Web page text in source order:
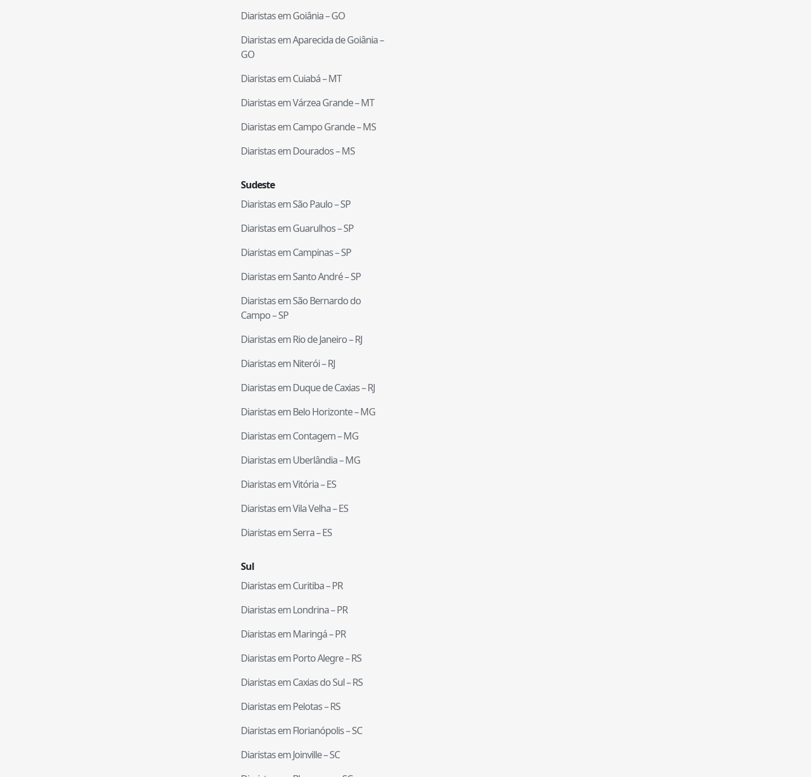
Diaristas emGoiânia–GO
Diaristas emAparecida de Goiânia–
GO
Diaristas emCuiabá–MT
Diaristas emVárzea Grande–MT
Diaristas emCampo Grande–MS
Diaristas emDourados–MS
Sudeste
Diaristas emSão Paulo–SP
Diaristas emGuarulhos–SP
Diaristas emCampinas–SP
Diaristas emSanto André–SP
Diaristas emSão Bernardo do
Campo–SP
Diaristas emRio de Janeiro–RJ
Diaristas emNiterói–RJ
Diaristas emDuque de Caxias–RJ
Diaristas emBelo Horizonte–MG
Diaristas emContagem–MG
Diaristas emUberlândia–MG
Diaristas emVitória–ES
Diaristas emVila Velha–ES
Diaristas emSerra–ES
Sul
Diaristas emCuritiba–PR
Diaristas emLondrina–PR
Diaristas emMaringá–PR
Diaristas emPorto Alegre–RS
Diaristas emCaxias do Sul–RS
Diaristas emPelotas–RS
Diaristas emFlorianópolis–SC
Diaristas emJoinville–SC